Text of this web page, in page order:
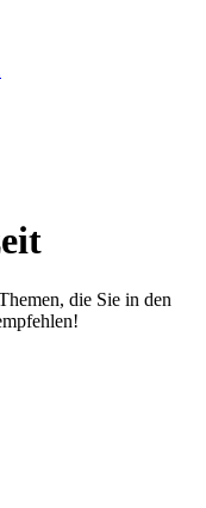
die Sie in den